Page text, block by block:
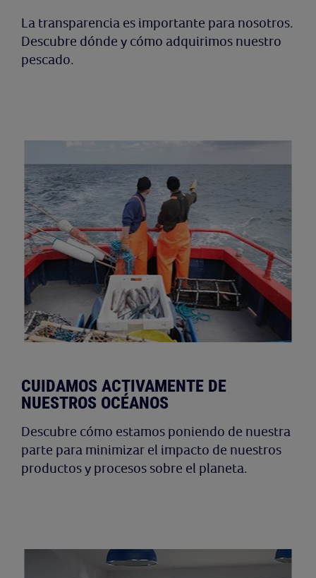
La transparencia es importante para nosotros.
Descubre dónde y cómo adquirimos nuestro
pescado.
CUIDAMOS ACTIVAMENTE DE
NUESTROS OCÉANOS
Descubre cómo estamos poniendo de nuestra
parte para minimizar el impacto de nuestros
productos y procesos sobre el planeta.